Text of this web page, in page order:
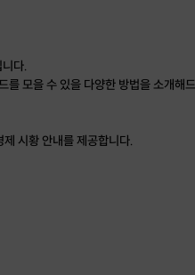
다.
모을 수 있을 다양한 방법을 소개해
시황 안내를 제공합니다.